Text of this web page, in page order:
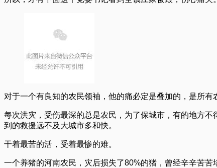
对于一个有良知的农民领袖，他的痛必定是叠加的，是所有
每次洪灾，受伤最深的总是农民，为了保城市，有的地方
到的救援远不及大城市多和快。
干着最苦的活，受着最惨的难。
一个养猪的河南农民，灾后损失了80%的猪，曾经辛辛苦